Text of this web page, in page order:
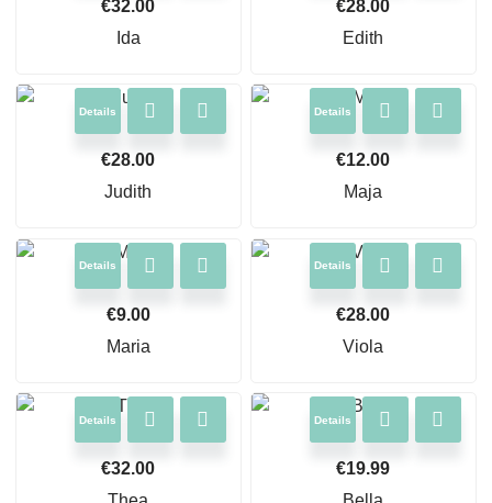
€32.00
Ida
€28.00
Edith
Details
€28.00
Judith
Details
€12.00
Maja
Details
€9.00
Maria
Details
€28.00
Viola
Details
€32.00
Details
€19.99